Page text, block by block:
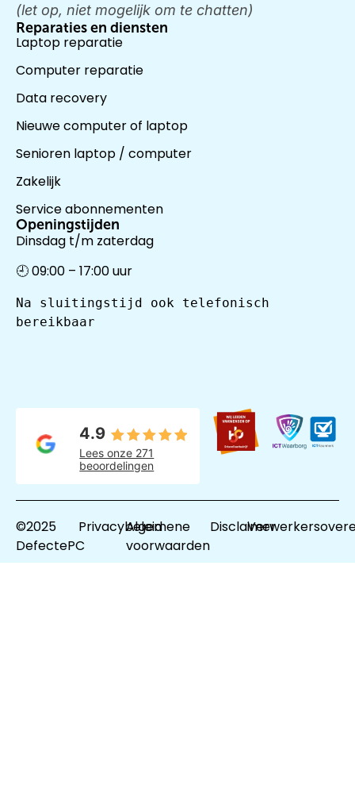
(let op, niet mogelijk om te chatten)
Reparaties en diensten
Laptop reparatie
Computer reparatie
Data recovery
Nieuwe computer of laptop
Senioren laptop / computer
Zakelijk
Service abonnementen
Openingstijden
Dinsdag t/m zaterdag
🕘 09:00 – 17:00 uur
Na sluitingstijd ook telefonisch
bereikbaar
©2025
DefectePC
Privacybeleid
Algemene
voorwaarden
Disclaimer
4.9
Lees onze 271
beoordelingen